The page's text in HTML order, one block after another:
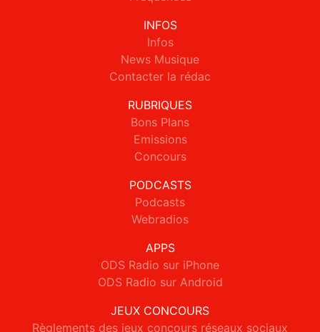
INFOS
Infos
News Musique
Contacter la rédac
RUBRIQUES
Bons Plans
Emissions
Concours
PODCASTS
Podcasts
Webradios
APPS
ODS Radio sur iPhone
ODS Radio sur Android
JEUX CONCOURS
Règlements des jeux concours réseaux sociaux